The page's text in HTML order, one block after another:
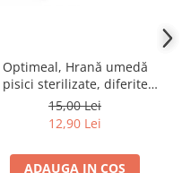
Optimeal, Hrană umedă
pisici sterilizate, diferite
arome, (3+1), 0.34kg
15,00 Lei
12,90 Lei
ADAUGA IN COS